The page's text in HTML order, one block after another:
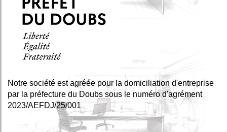
Notre société est agréée pour la domiciliation d'entreprise
par la préfecture du Doubs sous le numéro d'agrément
2023/AEFDJ/25/001